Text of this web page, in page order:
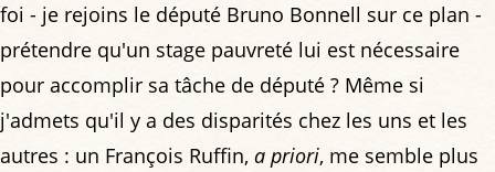
foi - je rejoins le député Bruno Bonnell sur ce plan -
prétendre qu'un stage pauvreté lui est nécessaire
pour accomplir sa tâche de député ? Même si
j'admets qu'il y a des disparités chez les uns et les
autres : un François Ruffin, a priori, me semble plus